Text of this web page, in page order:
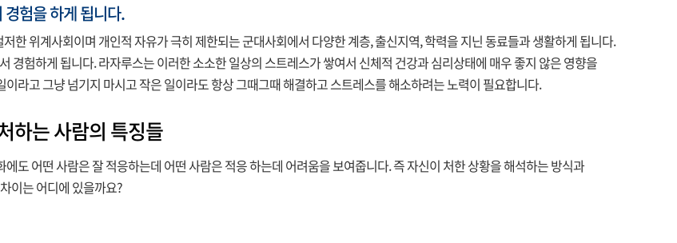
경험을 하게 됩니다.
한 위계사회이며 개인적 자유가 극히 제한되는 군대사회에서 다양한 계층, 출신지역, 학력을 지닌 동료들과 생활하게 됩니다.
경험하게 됩니다. 라자루스는 이러한 소소한 일상의 스트레스가 쌓여서 신체적 건강과 심리상태에 매우 좋지 않은 영향을
라고 그냥 넘기지 마시고 작은 일이라도 항상 그때그때 해결하고 스트레스를 해소하려는 노력이 필요합니다.
하는 사람의 특징들
도 어떤 사람은 잘 적응하는데 어떤 사람은 적응 하는데 어려움을 보여줍니다. 즉 자신이 처한 상황을 해석하는 방식과
이는 어디에 있을까요?